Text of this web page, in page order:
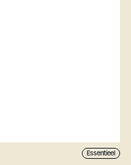
Essentieel